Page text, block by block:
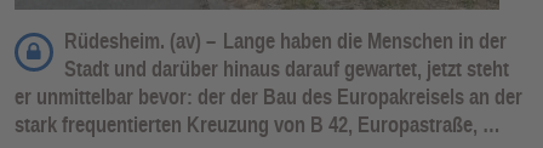
Rüdesheim. (av) – Lange haben die Menschen in der
Stadt und darüber hinaus darauf gewartet, jetzt steht
er unmittelbar bevor: der der Bau des Europakreisels an der
stark frequentierten Kreuzung von B 42, Europastraße, …